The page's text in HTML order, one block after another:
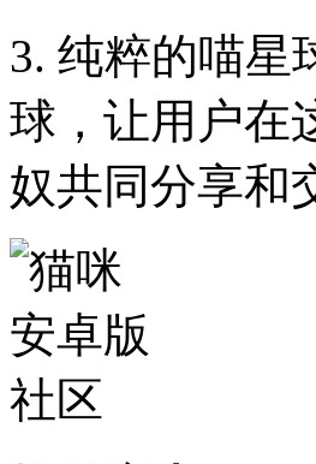
3. 纯粹的喵星
球，让用户在
奴共同分享和